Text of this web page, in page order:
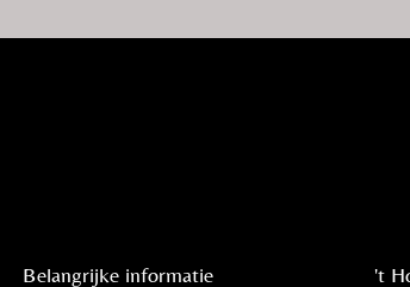
Belangrijke informatie 't